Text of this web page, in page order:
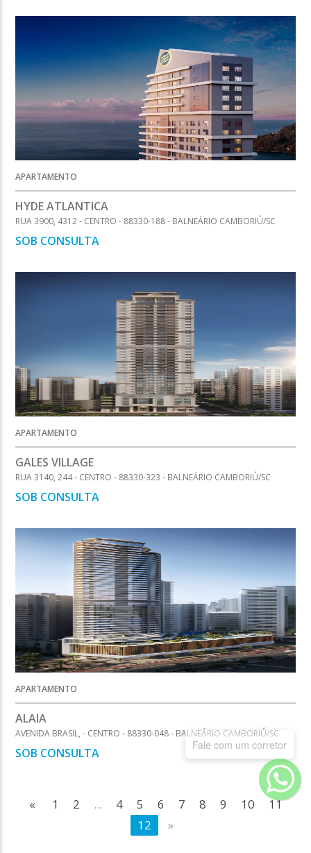
Fale com um corretor
APARTAMENTO
HYDE ATLANTICA
RUA 3900, 4312 - CENTRO - 88330-188 - BALNEÁRIO CAMBORIÚ/SC
SOB CONSULTA
APARTAMENTO
GALES VILLAGE
RUA 3140, 244 - CENTRO - 88330-323 - BALNEÁRIO CAMBORIÚ/SC
SOB CONSULTA
APARTAMENTO
ALAIA
AVENIDA BRASIL, - CENTRO - 88330-048 - BALNEÁRIO CAMBORIÚ/SC
SOB CONSULTA
« 1 2 ... 4 5 6 7 8 9 10
11
12
»